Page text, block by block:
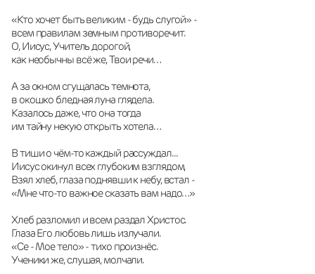
«Кто хочет быть великим - будь слугой» -
всем правилам земным противоречит.
О, Иисус, Учитель дорогой,
как необычны всё же, Твои речи…
А за окном сгущалась темнота,
в окошко бледная луна глядела.
Казалось даже, что она тогда
им тайну некую открыть хотела…
В тиши о чём-то каждый рассуждал...
Иисус окинул всех глубоким взглядом,
Взял хлеб, глаза поднявши к небу, встал -
«Мне что-то важное сказать вам надо…»
Хлеб разломил и всем раздал Христос.
Глаза Его любовь лишь излучали.
«Се - Мое тело» - тихо произнёс.
Ученики же, слушая, молчали.